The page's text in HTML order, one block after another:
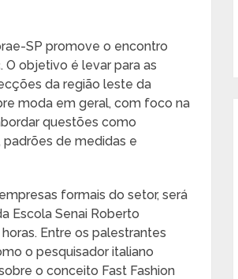
SP promove o encontro
O objetivo é levar para as
da região leste da
moda em geral, com foco na
questões como
padrões de medidas e
formais do setor, será
Escola Senai Roberto
Entre os palestrantes
o pesquisador italiano
o conceito Fast Fashion